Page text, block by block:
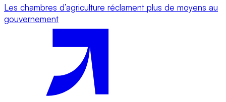
Les chambres d’agriculture réclament plus de moyens au
gouvernement